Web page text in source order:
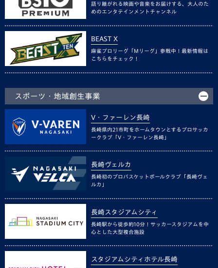
語り継がれる映画や音楽をお届けする、大人のた
めのエンタテインメントチャンネル
BEAST X
麻雀プロリーグ「Mリーグ」参戦中！最新情報は
こちらをチェック！
スポーツ・地域創生事業
V・ファーレン長崎
長崎県内21市町をホームタウンとするプロサッカ
ークラブ「V・ファーレン長崎」
長崎ヴェルカ
長崎初のプロバスケットボールクラブ「長崎ヴェ
ルカ」
長崎スタジアムシティ
長崎駅から徒歩約10分！サッカースタジアムを中
心とした大型複合施設
スタジアムシティホテル長崎